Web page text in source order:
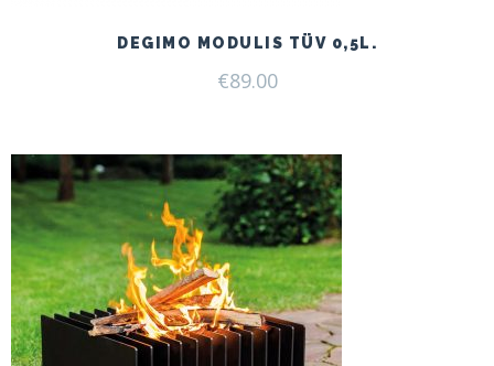
DEGIMO MODULIS TÜV 0,5L.
€89.00